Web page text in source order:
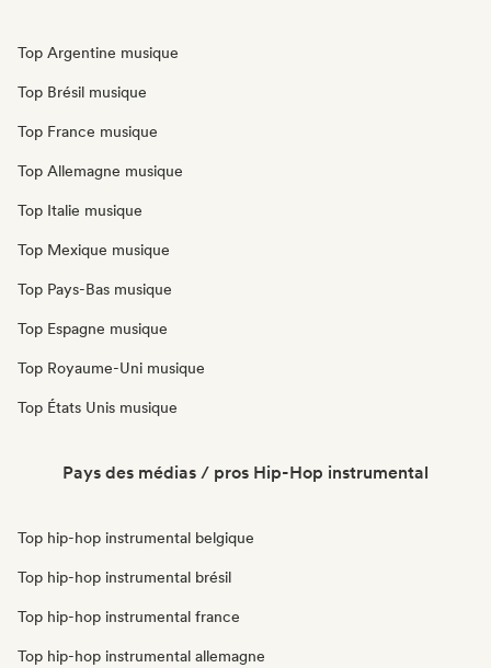
Top Argentine musique
Top Brésil musique
Top France musique
Top Allemagne musique
Top Italie musique
Top Mexique musique
Top Pays-Bas musique
Top Espagne musique
Top Royaume-Uni musique
Top États Unis musique
Pays des médias / pros Hip-Hop instrumental
Top hip-hop instrumental belgique
Top hip-hop instrumental brésil
Top hip-hop instrumental france
Top hip-hop instrumental allemagne